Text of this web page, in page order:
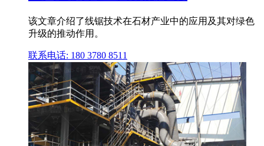
该文章介绍了线锯技术在石材产业中的应用及其对绿色
升级的推动作用。
联系电话: 180 3780 8511